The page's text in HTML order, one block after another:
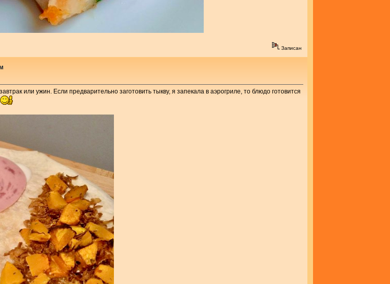
Записан
или ужин. Если предварительно заготовить тыкву, я запекала в аэрогриле, то блюдо готовится